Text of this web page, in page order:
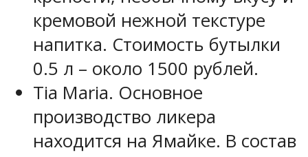
кремовой нежной текстуре
напитка. Стоимость бутылки
0.5 л – около 1500 рублей.
Tia Maria. Основное
производство ликера
находится на Ямайке. В состав